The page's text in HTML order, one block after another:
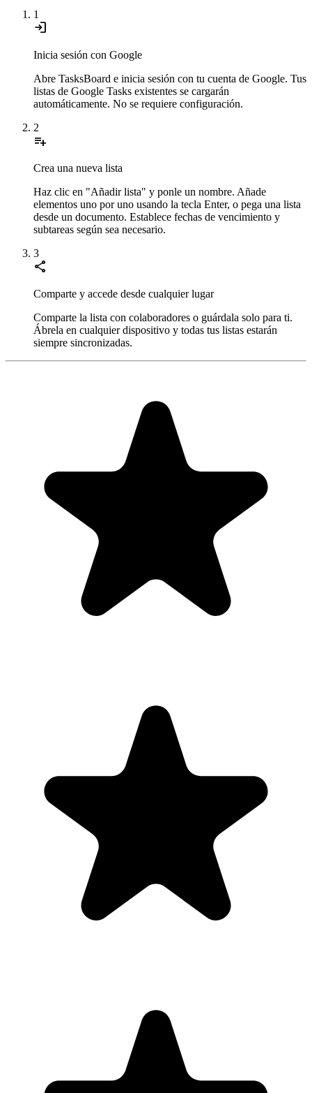
1
login
Inicia sesión con Google
Abre TasksBoard e inicia sesión con tu cuenta de Google. Tus
listas de Google Tasks existentes se cargarán
automáticamente. No se requiere configuración.
2
playlist_add
Crea una nueva lista
Haz clic en "Añadir lista" y ponle un nombre. Añade
elementos uno por uno usando la tecla Enter, o pega una lista
desde un documento. Establece fechas de vencimiento y
subtareas según sea necesario.
3
share
Comparte y accede desde cualquier lugar
Comparte la lista con colaboradores o guárdala solo para ti.
Ábrela en cualquier dispositivo y todas tus listas estarán
siempre sincronizadas.
"Always have 101 things to do and this helps me organize and
prioritize like no other app can. It syncs to my phone and laptop, and
when I add dates to tasks, they automatically integrate into my
Google Calendar, which is immensely convenient. I can look at my
daily, weekly, and monthly overview in Google Calendar and
clearly see how much I was able to accomplish! Great tool indeed.
Excited to see how it will evolve over time."